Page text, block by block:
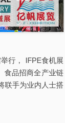
行， IFPE食机展
食品招商全产业链
联手为业内人士搭